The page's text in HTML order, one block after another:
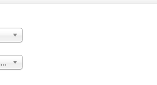
Va rugam selectati mai intai o grupa